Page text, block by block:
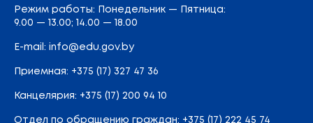
Режим работы: Понедельник — Пятница:
9.00 — 13.00; 14.00 — 18.00
E-mail: info@edu.gov.by
Приемная: +375 (17) 327 47 36
Канцелярия: +375 (17) 200 94 10
Отдел по обращению граждан: +375 (17) 222 45 74